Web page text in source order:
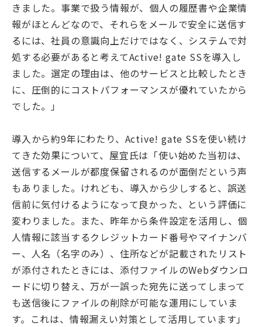
きました。事業で扱う情報が、個人の履歴書や企業情
報がほとんどなので、それらをメールで安全に送信す
るには、社員の意識向上だけではなく、システムで対
処する必要があると考えてActive! gate SSを導入し
ました。選定の理由は、他のサービスと比較したとき
に、圧倒的にコストパフォーマンスが優れていたから
でした。」
導入から約9年にわたり、Active! gate SSを使い続け
てきた効果について、屋宜氏は「使い始めた当初は、
送信するメールが都度保留されるのが面倒だという声
もありました。けれども、導入から少しすると、誤送
信前に気付けるようになって良かった、という評価に
変わりました。また、昨年から条件設定を活用し、個
人情報に該当するクレジットカード番号やマイナンバ
ー、人名（名字のみ）、住所などが記載されたリスト
が添付されたときには、添付ファイルのWebダウンロ
ードに切り替え、万が一誤った宛先に送ってしまって
も送信後にファイルの削除が可能な運用にしていま
す。これは、情報漏えい対策として活用しています」